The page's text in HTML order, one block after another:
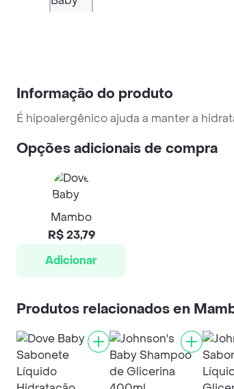
Informação do produto
É hipoalergênico ajuda a manter a
Opções adicionais de compra
Mambo
R$ 23,79
Adicionar
Produtos relacionados en